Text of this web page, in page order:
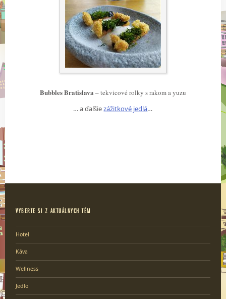
Bubbles Bratislava – tekvicové rolky s rakom a yuzu
… a ďalšiezážitkové jedlá…
VYBERTE SI Z AKTUÁLNYCH TÉM
Hotel
Káva
Wellness
Jedlo